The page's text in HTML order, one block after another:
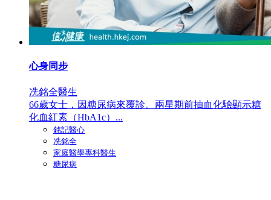
心身同步
冼銘全醫生
66歲女士，因糖尿病來覆診。兩星期前抽血化驗顯示糖
化血紅素（HbA1c）...
銘記醫心
冼銘全
家庭醫學專科醫生
糖尿病